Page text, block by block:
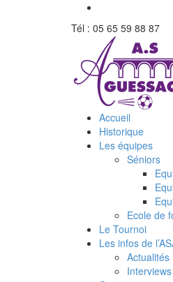
Tél : 05 65 59 88 87
Accueil
Historique
Les équipes
Séniors
Ecole de
Le Tournoi
Les infos de
Actualités
Interviews